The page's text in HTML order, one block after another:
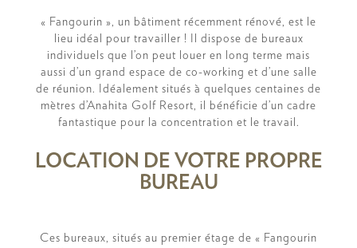
« Fangourin », un bâtiment récemment rénové, est le
lieu idéal pour travailler ! Il dispose de bureaux
individuels que l’on peut louer en long terme mais
aussi d’un grand espace de co-working et d’une salle
de réunion. Idéalement situés à quelques centaines de
mètres d’Anahita Golf Resort, il bénéficie d’un cadre
fantastique pour la concentration et le travail.
LOCATION DE VOTRE PROPRE
BUREAU
Ces bureaux, situés au premier étage de « Fangourin